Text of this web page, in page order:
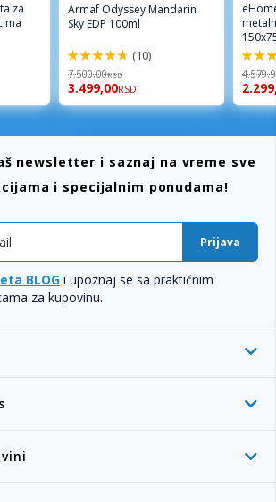
za
Armaf Odyssey Mandarin
Sky EDP 100ml
94%
(10)
7.500,00RSD
3.499,00RSD
96%
newsletter i saznaj na vreme sve
i specijalnim ponudama!
Prijava
BLOG i upoznaj se sa praktičnim
za kupovinu.